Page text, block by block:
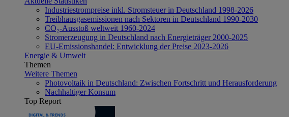
Industriestrompreise inkl. Stromsteuer in Deutschland 1998-2026
Treibhausgasemissionen nach Sektoren in Deutschland 1990-2030
CO₂-Ausstoß weltweit 1960-2024
Stromerzeugung in Deutschland nach Energieträger 2000-2025
EU-Emissionshandel: Entwicklung der Preise 2023-2026
Energie & Umwelt
Themen
Weitere Themen
Photovoltaik in Deutschland: Zwischen Fortschritt und Herausforderung
Nachhaltiger Konsum
Top Report